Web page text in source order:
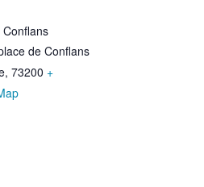
Conflans
de Conflans
, 73200 +